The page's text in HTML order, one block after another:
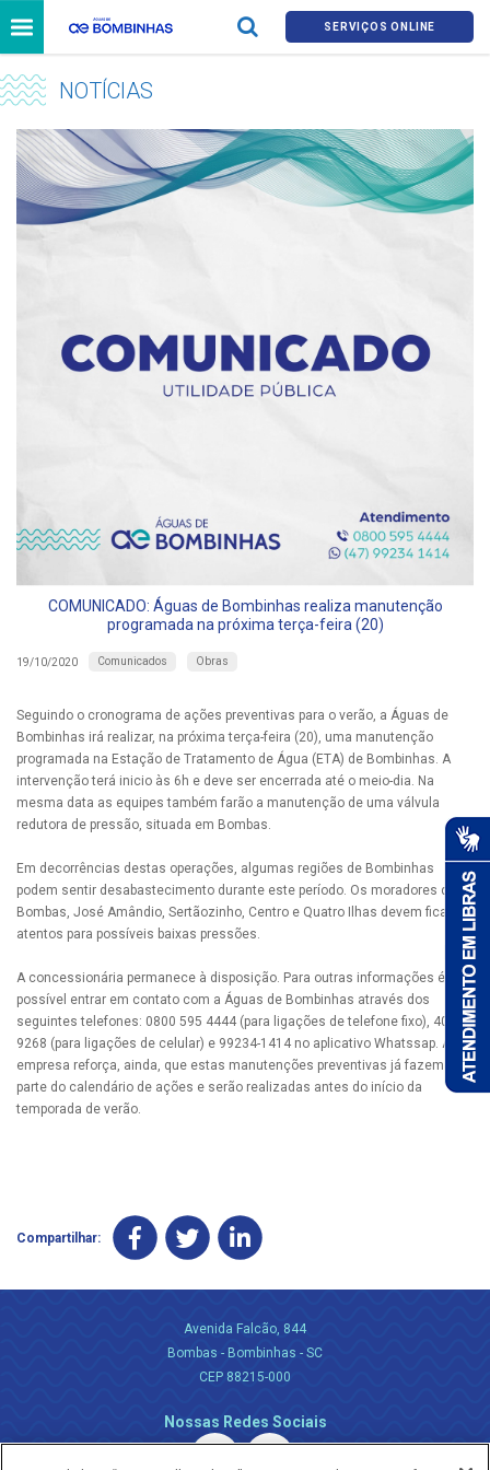
SERVIÇOS ONLINE
NOTÍCIAS
COMUNICADO: Águas de Bombinhas realiza manutenção
programada na próxima terça-feira (20)
19/10/2020 Comunicados Obras
Seguindo o cronograma de ações preventivas para o verão, a Águas de
Bombinhas irá realizar, na próxima terça-feira (20), uma manutenção
programada na Estação de Tratamento de Água (ETA) de Bombinhas. A
intervenção terá inicio às 6h e deve ser encerrada até o meio-dia. Na
mesma data as equipes também farão a manutenção de uma válvula
redutora de pressão, situada em Bombas.
Em decorrências destas operações, algumas regiões de Bombinhas
podem sentir desabastecimento durante este período. Os moradores de
Bombas, José Amândio, Sertãozinho, Centro e Quatro Ilhas devem ficar
atentos para possíveis baixas pressões.
A concessionária permanece à disposição. Para outras informações é
possível entrar em contato com a Águas de Bombinhas através dos
seguintes telefones: 0800 595 4444 (para ligações de telefone fixo), 4063-
9268 (para ligações de celular) e 99234-1414 no aplicativo Whatssap. A
empresa reforça, ainda, que estas manutenções preventivas já fazem
parte do calendário de ações e serão realizadas antes do início da
temporada de verão.
Compartilhar:
Avenida Falcão, 844
Bombas - Bombinhas - SC
CEP 88215-000
Nossas Redes Sociais